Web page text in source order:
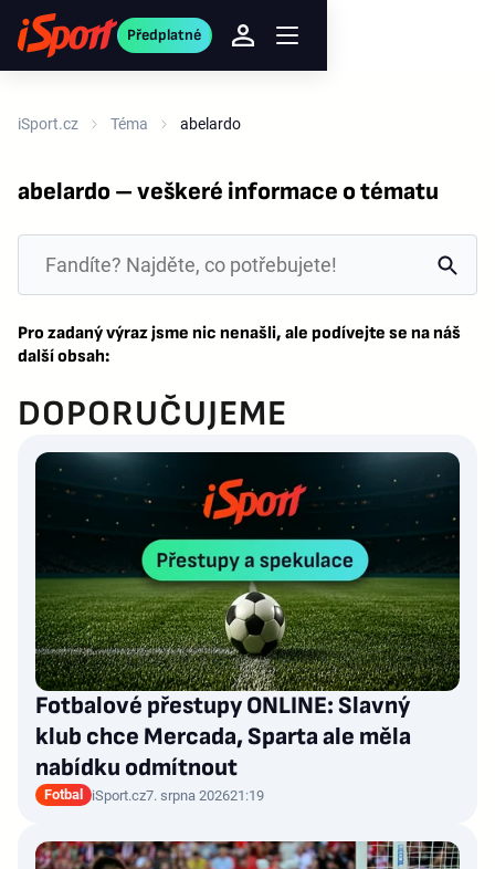
Předplatné
iSport.cz Téma abelardo
abelardo – veškeré informace o tématu
Pro zadaný výraz jsme nic nenašli, ale podívejte se na náš
další obsah:
DOPORUČUJEME
Fotbalové přestupy ONLINE: Slavný
klub chce Mercada, Sparta ale měla
nabídku odmítnout
Fotbal iSport.cz7. srpna 202621:19